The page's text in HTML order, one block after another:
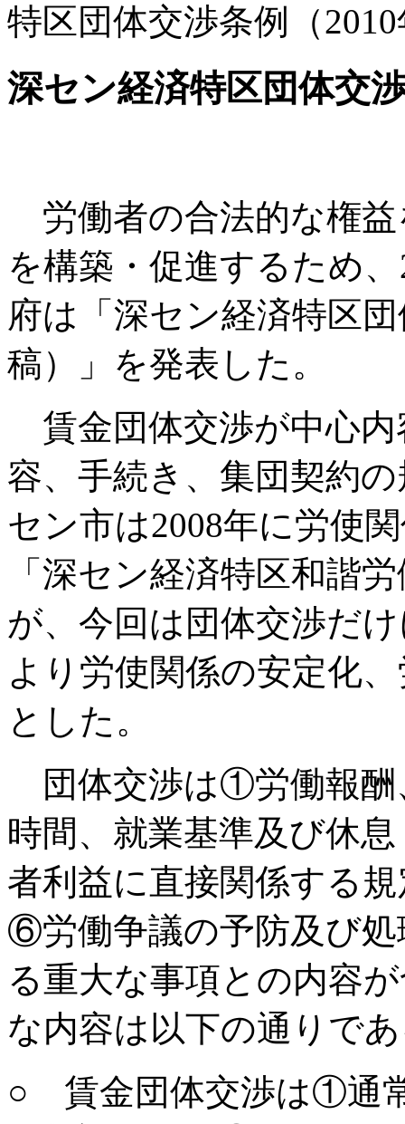
特区団体交渉条例（
深セン経済特区団体交
労働者の合法的な権益
を構築・促進するため
府は「深セン経済特区
稿）」を発表した。
賃金団体交渉が中心内
容、手続き、集団契約
セン市は2008年に労使
「深セン経済特区和諧
が、今回は団体交渉だ
より労使関係の安定化
とした。
団体交渉は①労働報
時間、就業基準及び休
者利益に直接関係する
⑥労働争議の予防及び
る重大な事項との内容
な内容は以下の通りで
○ 賃金団体交渉は①通